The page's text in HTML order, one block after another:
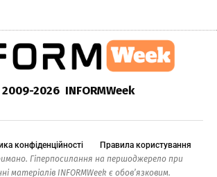
2026 INFORMWeek
конфіденційності
Правила користування
Гіперпосилання на першоджерело при
матеріалів INFORMWeek є обов’язковим.